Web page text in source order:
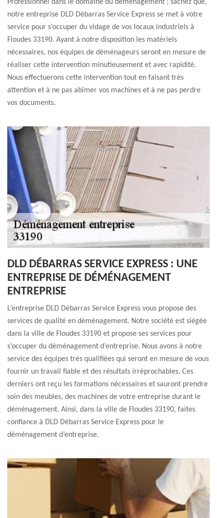
Professionnel dans le domaine du déménagement ; sachez que,
notre entreprise DLD Débarras Service Express se met à votre
service pour s’occuper du vidage de vos locaux industriels à
Floudes 33190. Ayant à notre disposition les matériels
nécessaires, nos équipes de déménageurs seront en mesure de
réaliser cette intervention minutieusement et avec rapidité.
Nous effectuerons cette intervention tout en faisant très
attention et à ne pas abîmer vos machines et à ne pas perdre
vos documents.
DLD DÉBARRAS SERVICE EXPRESS : UNE
ENTREPRISE DE DÉMÉNAGEMENT
ENTREPRISE
L’entreprise DLD Débarras Service Express vous propose des
services de qualité en déménagement. Notre société est siégée
dans la ville de Floudes 33190 et propose ses services pour
s’occuper du déménagement d’entreprise. Nous avons à notre
service des équipes très qualifiées qui seront en mesure de vous
fournir un travail fiable et des résultats irréprochables. Ces
derniers ont reçu les formations nécessaires et sauront prendre
soin des meubles, des machines de votre entreprise durant le
déménagement. Ainsi, dans la ville de Floudes 33190, faites
confiance à DLD Débarras Service Express pour le
déménagement d’entreprise.